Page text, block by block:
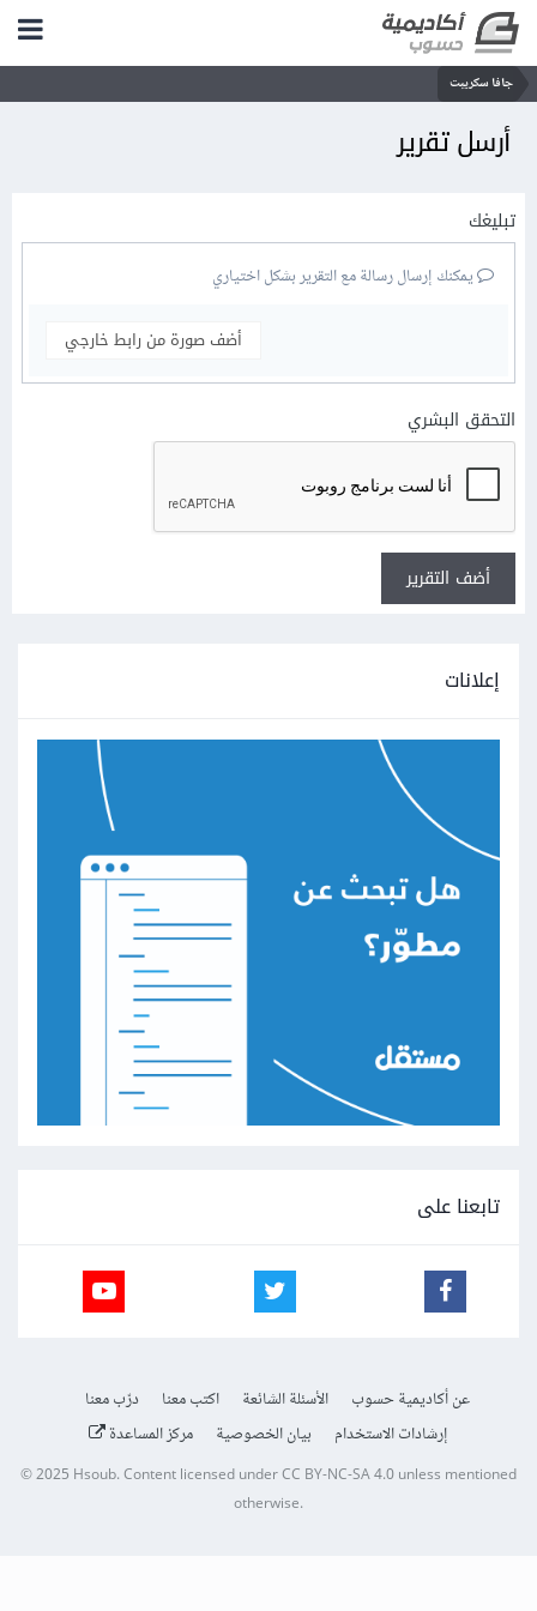
جافا سكريبت
أرسل تقرير
تبليغك
يمكنك إرسال رسالة مع التقرير بشكل اختياري
أضف صورة من رابط خارجي
التحقق البشري
أضف التقرير
إعلانات
تابعنا على
عن أكاديمية حسوب الأسئلة الشائعة اكتب معنا
درّب معنا
إرشادات الاستخدام
بيان الخصوصية مركز المساعدة
© 2025 Hsoub.Content licensed underCC BY-NC-SA 4.0unless mentioned
otherwise.